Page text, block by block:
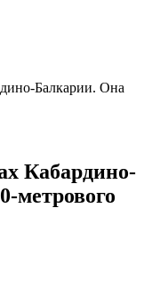
Балкарии. Она
Кабардино-
метрового